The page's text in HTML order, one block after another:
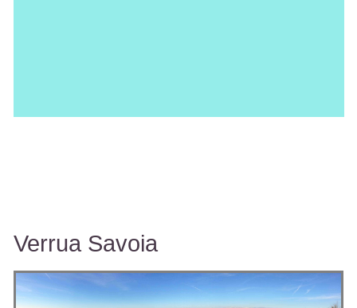
Verrua Savoia